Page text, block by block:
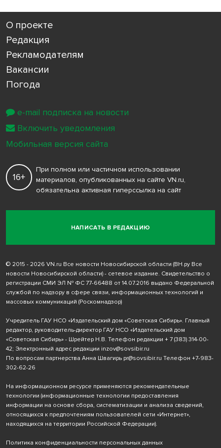
О проекте
Редакция
Рекламодателям
Вакансии
Погода
НАПИСАТЬ В РЕДАКЦИЮ
16+
При полном или частичном использовании
материалов, опубликованных на сайте VN.ru,
обязательна активная гиперссылка на сайт
© 2015 - 2026 VN.ru Все новости Новосибирской области (ВН.ру Все
новости Новосибирской области) - сетевое издание. Свидетельство о
регистрации СМИ ЭЛ № ФС 77-66488 от 14.07.2016 выдано Федеральной
службой по надзору в сфере связи, информационных технологий и
массовых коммуникаций (Роскомнадзор)
Учредитель ГАУ НСО «Издательский дом «Советская Сибирь». Главный
редактор, руководитель-директор ГАУ НСО «Издательский дом
«Советская Сибирь» - Шрейтер Н.В. Телефон редакции + 7 (383) 314-00-
42; Электронный адрес редакции inzov@sovsibir.ru
По вопросам партнерства Анна Швагирь pr@sovsibir.ru Телефон +7-983-
302-62-26
На информационном ресурсе применяются рекомендательные
технологии (информационные технологии предоставления
информации на основе сбора, систематизации и анализа сведений,
относящихся к предпочтениям пользователей сети «Интернет»,
находящихся на территории Российской Федерации).
Политика конфиденциальности персональных данных
e-mail подписка на новости
Включить уведомления
Мобильная версия сайта